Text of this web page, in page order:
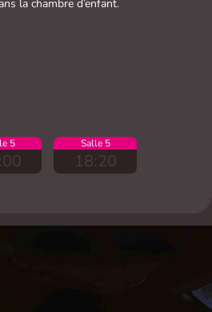
la chambre d’enfant.
5 Salle 5
18:20